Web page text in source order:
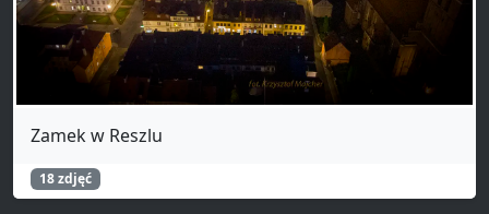
Zamek w Reszlu
18 zdjęć